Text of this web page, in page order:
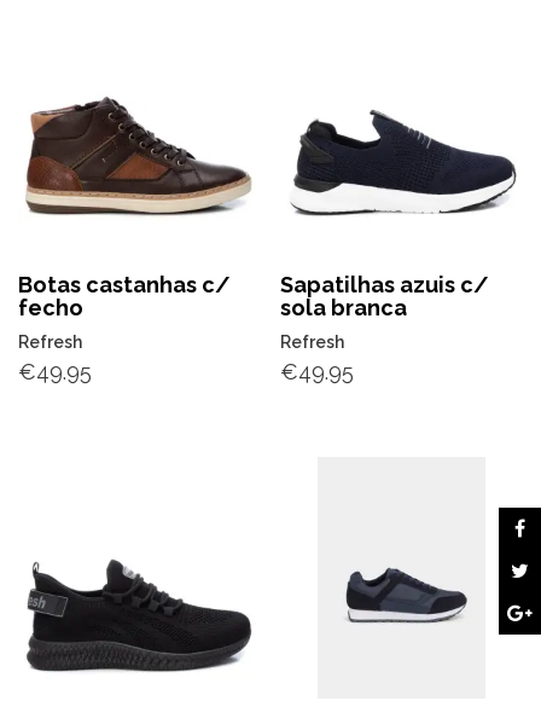
Botas castanhas c/
fecho
Refresh
€49.95
Sapatilhas azuis c/
sola branca
Refresh
€49.95